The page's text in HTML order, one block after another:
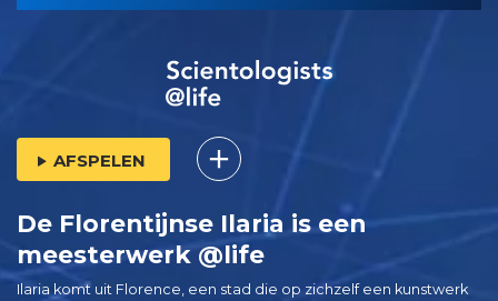
AFSPELEN
De Florentijnse Ilaria is een
meesterwerk @life
Ilaria komt uit Florence, een stad die op zichzelf een kunstwerk